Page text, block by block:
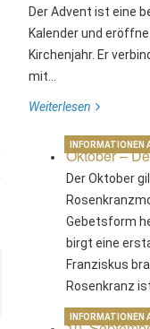
Der Advent ist eine
Kalender und
Kirchenjahr. Er
mit...
Weiterlesen
Oktober –
Der Oktober
Gebetsform
birgt eine
Franziskus
Rosenkranz
INFORMATIONEN
INFORMATIONEN